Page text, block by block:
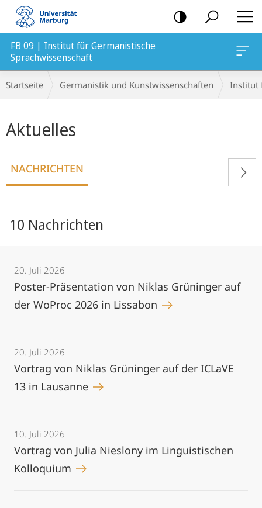
Mobile-
Navigation
FB 09 | Institut für Germanistische
Sprachwissenschaft
Breadcrumb-
Navigation
Startseite Germanistik und Kunstwissenschaften Institut
Aktuelles
NACHRICHTEN
10 Nachrichten
20. Juli 2026
Poster-Präsentation von Niklas Grüninger auf
der WoProc 2026 in Lissabon
20. Juli 2026
Vortrag von Niklas Grüninger auf der ICLaVE
13 in Lausanne
10. Juli 2026
Vortrag von Julia Nieslony im Linguistischen
Kolloquium